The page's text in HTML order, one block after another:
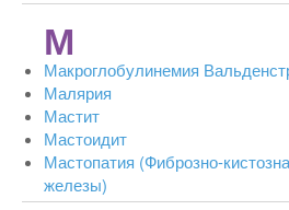
М
Макроглобулинемия
Малярия
Мастит
Мастоидит
Мастопатия (Фиброзно-
железы)